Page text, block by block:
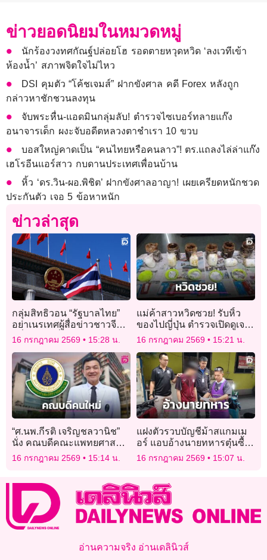
ข่าวยอดนิยมในหมวดหมู่
นักร้องวงทศกัณฐ์ปล่อยโฮ รอดตายหวุดหวิด ‘ลงเวทีเข้า
ห้องน้ำ’ สภาพจิตใจไม่ไหว
DSI คุมตัว “โค้ชเจมส์” ฝากขังศาล คดี Forex หลังถูก
กล่าวหาชักชวนลงทุน
จับพระหื่น-แอดมินกลุ่มลับ! ตำรวจไซเบอร์ทลายแก๊ง
อนาจารเด็ก ผงะจับอดีตหลวงตาชำเรา 10 ขวบ
บอสใหญ่คาดเป็น “คนไทยหรือคนลาว”! ตร.แถลงไล่ล่าแก๊ง
เฮโรอีนแอร์สาว กบดานประเทศเพื่อนบ้าน
หิ้ว ‘ดร.วิน-ผอ.พิชิต’ ฝากขังศาลอาญา! เผยเครียดหนักชวด
ประกันตัว เจอ 5 ข้อหาหนัก
ข่าวล่าสุด
กลุ่มสิทธิวอน “รัฐบาลไทย”
อย่าเนรเทศผู้สื่อข่าวชาวจีน
หวั่นถูกกดขี่ข่มเหง
16 กรกฎาคม 2569 15:28 น.
แม่ค้าสาวหวิดซวย! รับหิ้ว
ของไปญี่ปุ่น ตำรวจเปิดดูเจอ
ไอซ์ 2 โลซ่อนในมะขาม
16 กรกฎาคม 2569 15:21 น.
“ศ.นพ.กีรติ เจริญชลวานิช”
นั่ง คณบดีคณะแพทยศาสตร์
ศิริราชฯคนใหม่
16 กรกฎาคม 2569 15:14 น.
แฝงตัวรวบบัญชีม้าสแกมเม
อร์ แอบอ้างนายทหารตุ๋นซื้อ
สินค้าออนไลน์สูญกว่า 6
16 กรกฎาคม 2569 15:07 น.
อ่านความจริง อ่านเดลินิวส์